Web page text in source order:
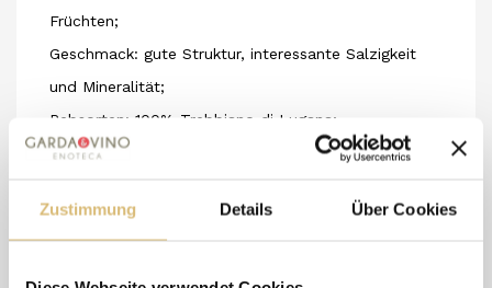
Zustimmung Details Über Cookies
Früchten;
Geschmack: gute Struktur, interessante Salzigkeit
und Mineralität;
Rebsorten: 100% Trebbiano di Lugana;
Geografische Lage: Peschiera del Garda, Ort
Erziehungssystem: einfacher Guyot;
Durchführung der Ernte: manuelle Ernte